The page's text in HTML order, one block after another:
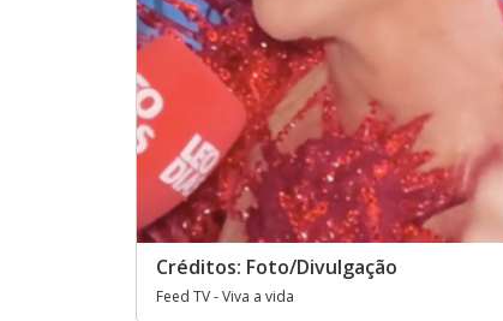
Créditos: Foto/Divulgação
Feed TV - Viva a vida